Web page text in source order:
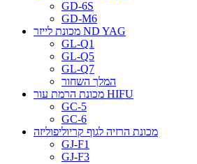
GD-6S
GD-M6
מכונת לייזר ND YAG
GL-Q1
GL-Q5
GL-Q7
המלך השחור
מכונת הרמת עור HIFU
GC-5
GC-6
מכונת הרזיה לגוף קריוליפוליזה
GJ-F1
GJ-F3